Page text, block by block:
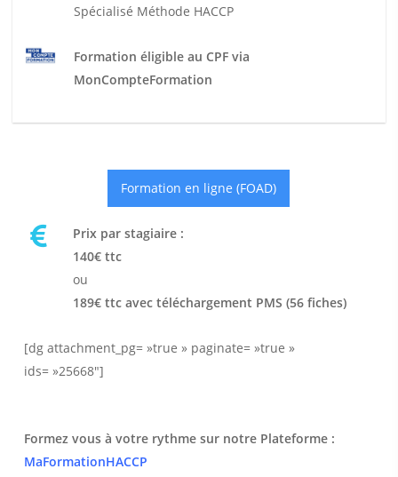
Spécialisé Méthode HACCP
Formation éligible au CPF via
MonCompteFormation
Formation en ligne (FOAD)
Prix par stagiaire :
140€ ttc
ou
189€ ttc avec téléchargement PMS (56 fiches)
[dg attachment_pg= »true » paginate= »true »
ids= »25668″]
Formez vous à votre rythme sur notre Plateforme :
MaFormationHACCP